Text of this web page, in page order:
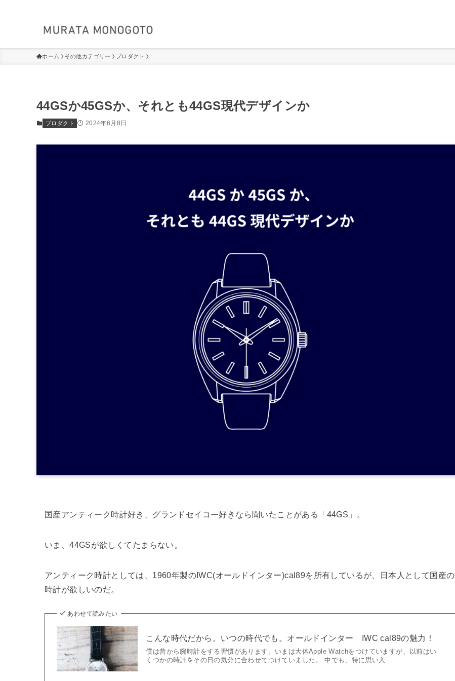
ホーム その他カテゴリー プロダクト
44GSか45GSか、それとも44GS現代デザインか
プロダクト 2024年6月8日
国産アンティーク時計好き、グランドセイコー好きなら聞いたことがある「44GS」。
いま、44GSが欲しくてたまらない。
アンティーク時計としては、1960年製のIWC(オールドインター)cal89を所有しているが、日本人として国産の
時計が欲しいのだ。
あわせて読みたい
こんな時代だから。いつの時代でも。オールドインター IWC cal89の魅力！
僕は昔から腕時計をする習慣があります。いまは大体Apple Watchをつけていますが、以前はい
くつかの時計をその日の気分に合わせてつけていました。 中でも、特に思い入...